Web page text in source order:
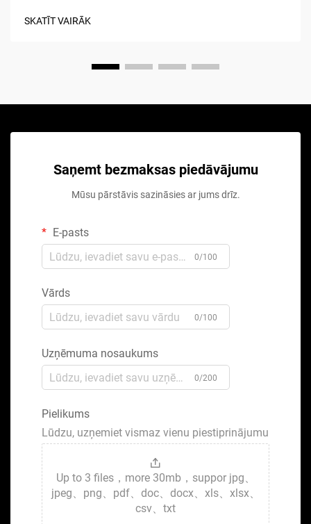
SKATĪT VAIRĀK
Saņemt bezmaksas piedāvājumu
Mūsu pārstāvis sazināsies ar jums drīz.
E-pasts
0/100
Vārds
0/100
Uzņēmuma nosaukums
0/200
Pielikums
Lūdzu, uzņemiet vismaz vienu piestiprinājumu
Up to 3 files，more 30mb，suppor jpg、
jpeg、png、pdf、doc、docx、xls、xlsx、
csv、txt